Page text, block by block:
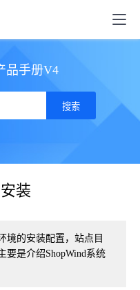
品手册V4
装
境的安装配置，站点目
要是介绍ShopWind系统